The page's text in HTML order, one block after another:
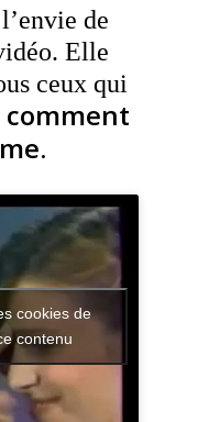
de
Elle
ceux qui
comment
cookies de
contenu